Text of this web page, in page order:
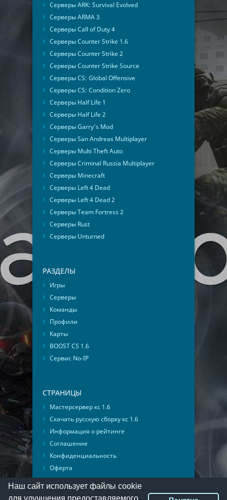
Серверы ARK: Survival Evolved
Серверы ARMA 3
Серверы Call of Duty 4
Серверы Counter Strike 1.6
Серверы Counter Strike 2
Серверы Counter Strike Source
Серверы CS: Global Offensive
Серверы CS: Condition Zero
Серверы Half Life 1
Серверы Half Life 2
Серверы Garry's Mod
Серверы San Andreas Multiplayer
Серверы Multi Theft Auto
Серверы Criminal Russia Multiplayer
Серверы Minecraft
Серверы Left 4 Dead
Серверы Left 4 Dead 2
Серверы Team Fortress 2
Серверы Rust
Серверы Unturned
РАЗДЕЛЫ
Игры
Серверы
Команды
Профили
Карты
BOOST CS 1.6
Сервис No-IP
СТРАНИЦЫ
Мастерсервер кс 1.6
Скачать русскую сборку кс 1.6
Информация о рейтинге
Соглашение
Конфиденциальность
Оферта
Мониторинг ВКонтакте
Наш сайт использует файлы cookie
для улучшения предоставляемого